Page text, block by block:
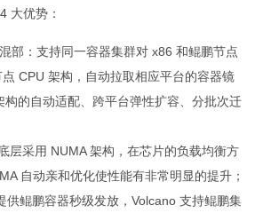
大优势：
部：支持同一容器集群对 x86 和鲲鹏节点
CPU 架构，自动拉取相应平台的容器镜
的自动适配、跨平台弹性扩容、分批次迁
层采用 NUMA 架构，在芯片的负载均衡方
自动亲和优化使性能有非常明显的提升；
供鲲鹏容器秒级发放，Volcano 支持鲲鹏集